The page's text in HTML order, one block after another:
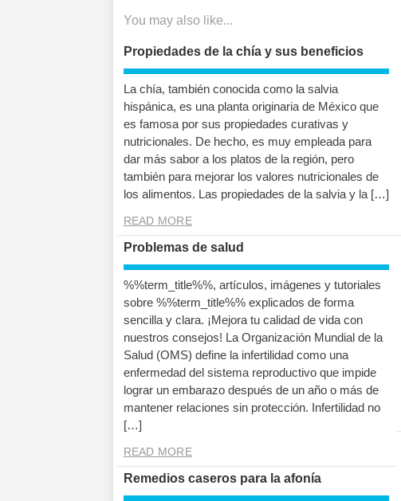
You may also like...
Propiedades de la chía y sus beneficios
La chía, también conocida como la salvia
hispánica, es una planta originaria de México que
es famosa por sus propiedades curativas y
nutricionales. De hecho, es muy empleada para
dar más sabor a los platos de la región, pero
también para mejorar los valores nutricionales de
los alimentos. Las propiedades de la salvia y la […]
READ MORE
Problemas de salud
%%term_title%%, artículos, imágenes y tutoriales
sobre %%term_title%% explicados de forma
sencilla y clara. ¡Mejora tu calidad de vida con
nuestros consejos! La Organización Mundial de la
Salud (OMS) define la infertilidad como una
enfermedad del sistema reproductivo que impide
lograr un embarazo después de un año o más de
mantener relaciones sin protección. Infertilidad no
[…]
READ MORE
Remedios caseros para la afonía